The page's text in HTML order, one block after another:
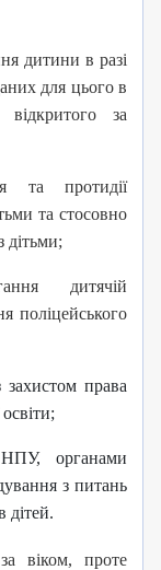
дитини в разі
для цього в
за
та протидії
та стосовно
дитячій
поліцейського
захистом права
НПУ, органами
з питань
дітей.
віком, проте